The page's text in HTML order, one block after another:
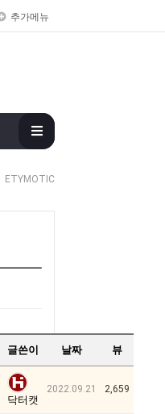
추가메뉴
ETYMOTIC
글쓴이 날짜 뷰
닥터캣
2022.09.21 2,659